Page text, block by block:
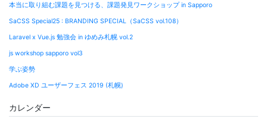
本当に取り組む課題を見つける、課題発見ワークショップ in Sapporo
SaCSS Special25 : BRANDING SPECIAL（SaCSS vol.108）
Laravel x Vue.js 勉強会 in ゆめみ札幌 vol.2
js workshop sapporo vol3
学ぶ姿勢
Adobe XD ユーザーフェス 2019 (札幌)
カレンダー